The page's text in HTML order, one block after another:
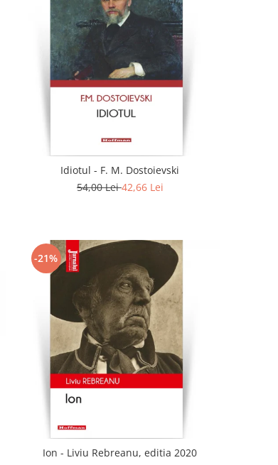
Idiotul - F. M. Dostoievski
54,00 Lei42,66 Lei
-21%
Ion - Liviu Rebreanu, editia 2020